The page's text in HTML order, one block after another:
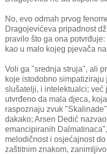
No, evo odmah prvog
Dragojevićeva pripadnost
pravilo što ga ona
kao u malo kojeg pjevača
Voli ga "srednja struja", ali
koje istodobno
slušatelji, i intelektualci; već
utvrđeno da mala djeca,
raspoznaju zvuk
dakako; Arsen Dedić
emancipiranih
melodičnost i osjećajnost
zaštitnim znakom,